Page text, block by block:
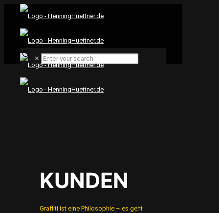
✕
KUNDEN
Graffiti ist eine Philosophie – es geht